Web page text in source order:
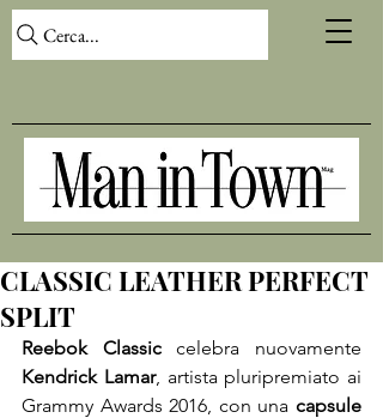
Cerca...
CLASSIC LEATHER PERFECT
SPLIT
Reebok Classic
Kendrick Lamar, artista pluripremiato ai
Grammy Awards 2016, con una capsule